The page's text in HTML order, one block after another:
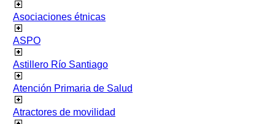
Asociaciones étnicas
ASPO
Astillero Río Santiago
Atención Primaria de Salud
Atractores de movilidad